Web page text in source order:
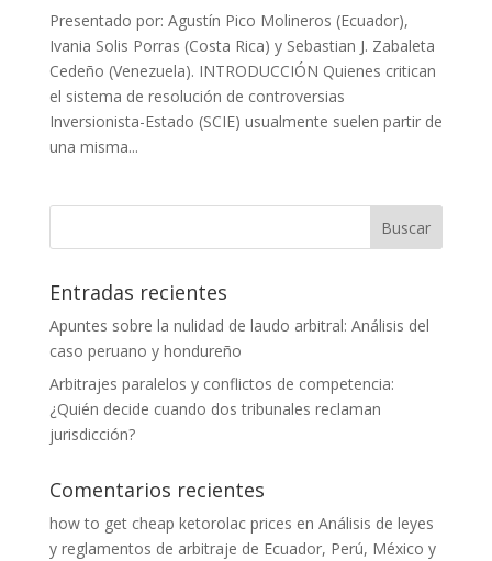
Presentado por: Agustín Pico Molineros (Ecuador),
Ivania Solis Porras (Costa Rica) y Sebastian J. Zabaleta
Cedeño (Venezuela). INTRODUCCIÓN Quienes critican
el sistema de resolución de controversias
Inversionista-Estado (SCIE) usualmente suelen partir de
una misma...
Entradas recientes
Apuntes sobre la nulidad de laudo arbitral: Análisis del
caso peruano y hondureño
Arbitrajes paralelos y conflictos de competencia:
¿Quién decide cuando dos tribunales reclaman
jurisdicción?
Comentarios recientes
how to get cheap ketorolac prices en Análisis de leyes
y reglamentos de arbitraje de Ecuador, Perú, México y